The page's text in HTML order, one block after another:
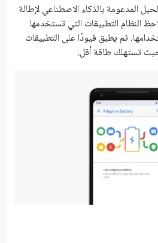
بعض الحيل المدعومة بالذكاء الاصطناعي لإطالة
النظام التطبيقات التي تستخدمها
ثم يطبق قيودًا على التطبيقات
تستهلك طاقة أقل.